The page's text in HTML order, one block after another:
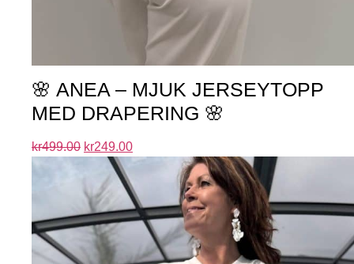
🌸 ANEA – MJUK JERSEYTOPP
MED DRAPERING 🌸
kr499.00 kr249.00